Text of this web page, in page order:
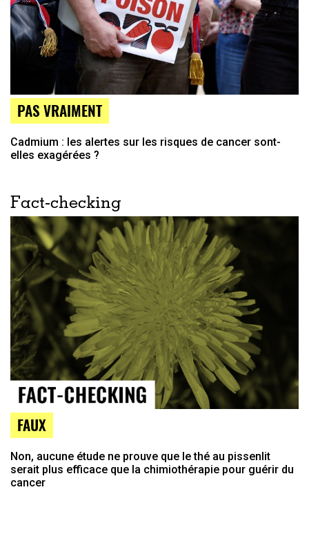
PAS VRAIMENT
Cadmium : les alertes sur les risques de cancer sont-
elles exagérées ?
Fact-checking
FAUX
Non, aucune étude ne prouve que le thé au pissenlit
serait plus efficace que la chimiothérapie pour guérir du
cancer